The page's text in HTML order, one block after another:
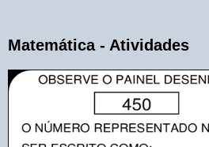
Matemática - Atividades